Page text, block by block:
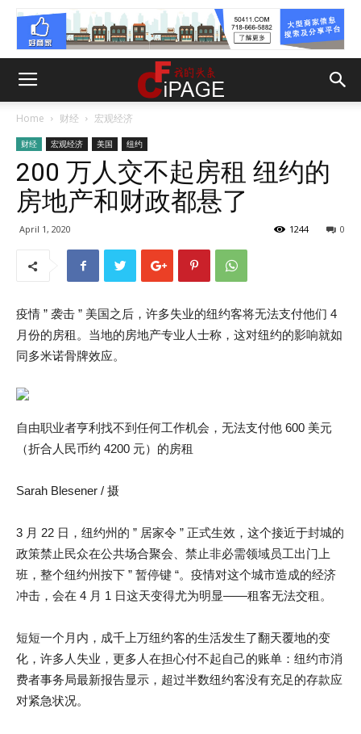
Home 财经 宏观经济
财经 宏观经济 美国 纽约
200 万人交不起房租 纽约的
房地产和财政都悬了
April 1, 2020 0
1244
疫情 ” 袭击 ” 美国之后，许多失业的纽约客将无法支付他们 4
月份的房租。当地的房地产专业人士称，这对纽约的影响就如
同多米诺骨牌效应。
自由职业者亨利找不到任何工作机会，无法支付他 600 美元
（折合人民币约 4200 元）的房租
Sarah Blesener / 摄
3 月 22 日，纽约州的 ” 居家令 ” 正式生效，这个接近于封城的
政策禁止民众在公共场合聚会、禁止非必需领域员工出门上
班，整个纽约州按下 ” 暂停键 “。疫情对这个城市造成的经济
冲击，会在 4 月 1 日这天变得尤为明显——租客无法交租。
短短一个月内，成千上万纽约客的生活发生了翻天覆地的变
化，许多人失业，更多人在担心付不起自己的账单：纽约市消
费者事务局最新报告显示，超过半数纽约客没有充足的存款应
对紧急状况。